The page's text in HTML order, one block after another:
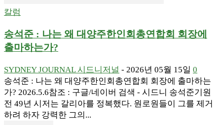
칼럼
송석준 : 나는 왜 대양주한인회총연합회 회장에
출마하는가?
SYDNEY JOURNAL 시드니저널 - 2026년 05월 15일 0
송석준 : 나는 왜 대양주한인회총연합회 회장에 출마하는
가? 2026.5.6참조 : 구글/네이버 검색 - 시드니 송석준기원
전 49년 시저는 갈리아를 정복했다. 원로원들이 그를 제거
하려 하자 강력한 그의...